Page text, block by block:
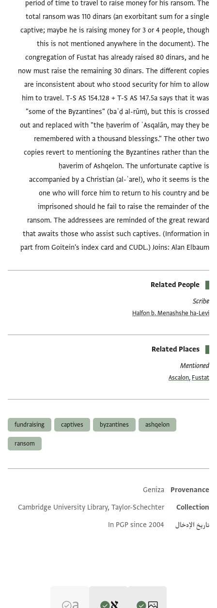
period of time to travel to raise money for his ransom. The
total ransom was 110 dinars (an exorbitant sum for a single
captive; maybe he is raising money for 3 or 4 people, though
this is not mentioned anywhere in the document). The
congregation of Fustat has already raised 80 dinars, and he
now must raise the remaining 30 dinars. The different copies
are inconsistent about who stood security for him to allow
him to travel. T-S AS 154.128 + T-S AS 147.5a says that it was
"some of the Byzantines" (baʿḍ al-rūm), but this is crossed
out and replaced with "the ḥaverim of ʿAsqalān, may they be
remembered with a thousand blessings." The other two
copies revert to mentioning the Byzantines rather than the
ḥaverim of Ashqelon. The unfortunate captive is
accompanied by a Christian (al-ʿarel), who it seems is the
one who will force him to return to his country and be
imprisoned should he fail to raise the remainder of the
ransom. The addressees are reminded of the great reward
that awaits those who assist such captives. (Information in
part from Goitein's index card and CUDL.) Joins: Alan Elbaum
Related People
Scribe
Ḥalfon b. Menashshe ha-Levi
Related Places
Mentioned
Ascalon ,Fustat
ashqelon
byzantines
captives
fundraising
ransom
Additional metadata
Provenance
Geniza
Collection
Cambridge University Library, Taylor-Schechter
تاريخ الإدخال
In PGP since 2004